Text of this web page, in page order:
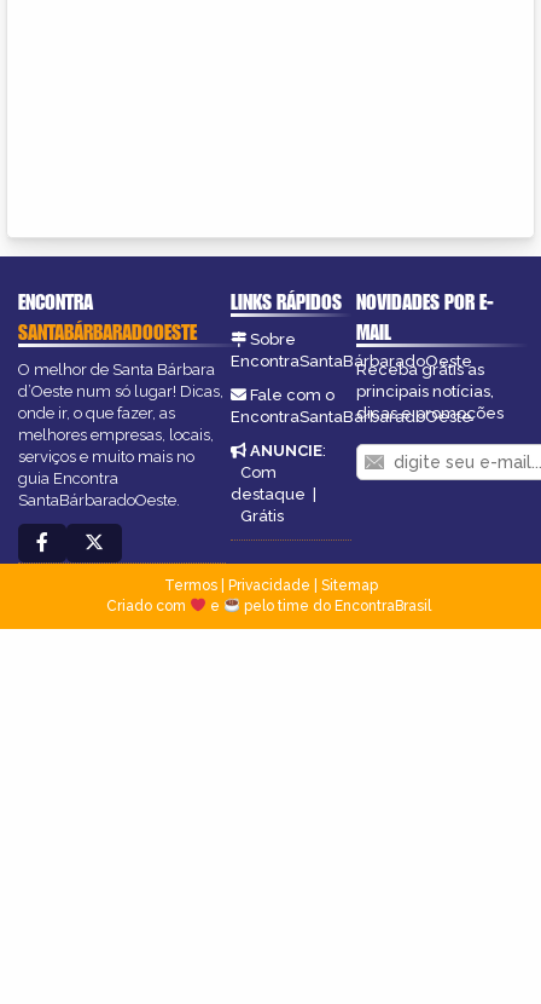
ENCONTRA
SANTABÁRBARADOOESTE
O melhor de Santa Bárbara
d’Oeste num só lugar! Dicas,
onde ir, o que fazer, as
melhores empresas, locais,
serviços e muito mais no
guia Encontra
SantaBárbaradoOeste.
LINKS RÁPIDOS
Sobre
EncontraSantaBárbaradoOeste
Fale com o
EncontraSantaBárbaradoOeste
ANUNCIE:
Com
destaque |
Grátis
NOVIDADES POR E-
MAIL
Receba grátis as
principais notícias,
dicas e promoções
Termos| Privacidade
Sitemap
Criado com
e pelo time do EncontraBrasil